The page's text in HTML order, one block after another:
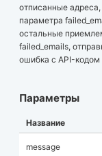
отписанные
параметра
остальные
failed_emails,
ошибка c API-кодом
Параметры
Название
message